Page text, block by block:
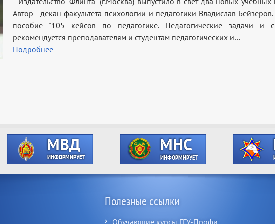
Автор - декан факультета психологии и педагогики Владислав
пособие "105 кейсов по педагогике. Педагогические задачи и
рекомендуется преподавателям и студентам педагогических и…
Подробнее
Полезные ссылки
Обучающие курсы ГГУ-Профи